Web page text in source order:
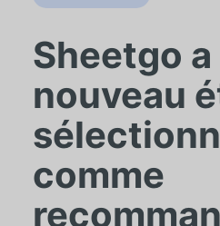
Sheetgo a
nouveau
comme